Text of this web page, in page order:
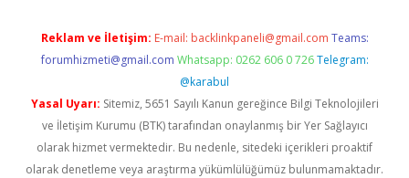
Reklam ve İletişim: E-mail: backlinkpaneli@gmail.com Teams:
forumhizmeti@gmail.com Whatsapp: 0262 606 0 726 Telegram:
@karabul
Yasal Uyarı: Sitemiz, 5651 Sayılı Kanun gereğince Bilgi Teknolojileri
ve İletişim Kurumu (BTK) tarafından onaylanmış bir Yer Sağlayıcı
olarak hizmet vermektedir. Bu nedenle, sitedeki içerikleri proaktif
olarak denetleme veya araştırma yükümlülüğümüz bulunmamaktadır.